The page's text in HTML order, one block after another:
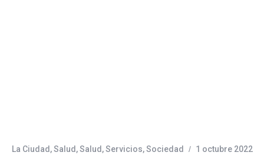
La Ciudad ,Salud ,Salud ,Servicios,Sociedad 1 octubre 2022